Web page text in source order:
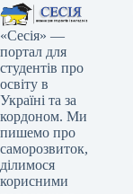
«Сесія» —
портал для
студентів про
освіту в
Україні та за
кордоном. Ми
пишемо про
саморозвиток,
ділимося
корисними